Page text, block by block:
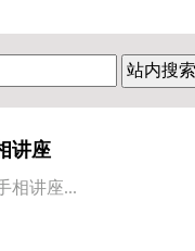
站内搜索
讲座
相讲座...